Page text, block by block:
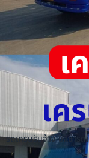
เค
รถเครนรับจ้าง ให้เช่า